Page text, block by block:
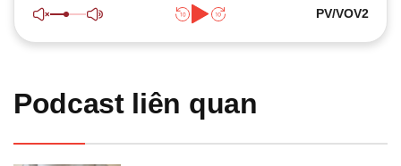
Kinh tế
Chứng khoán
PV/VOV2
Podcast liên quan